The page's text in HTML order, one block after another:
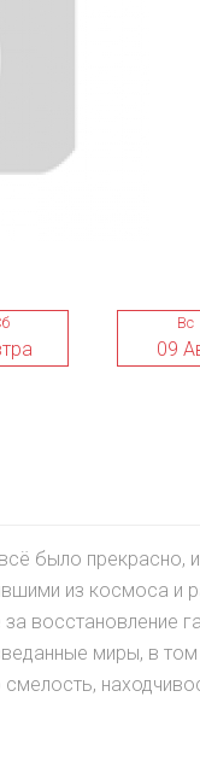
Вс
09
было прекрасно,
из космоса и
восстановление
миры, в